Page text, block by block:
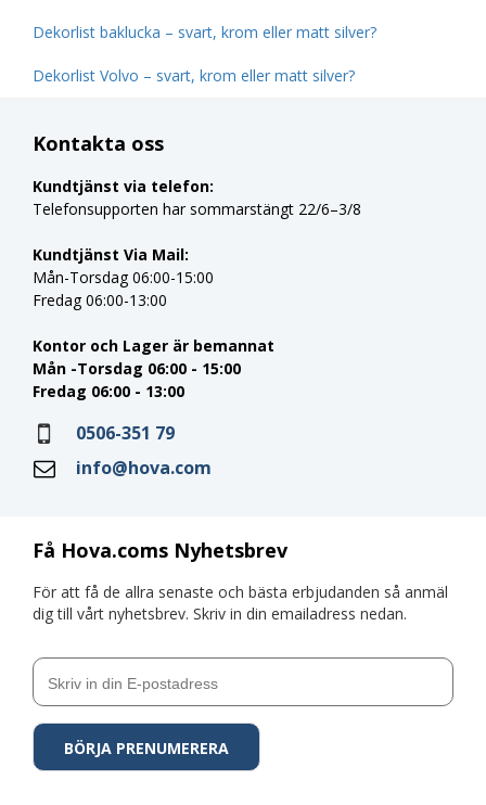
Dekorlist baklucka – svart, krom eller matt silver?
Dekorlist Volvo – svart, krom eller matt silver?
Få Hova.coms Nyhetsbrev
För att få de allra senaste och bästa erbjudanden så anmäl
dig till vårt nyhetsbrev. Skriv in din emailadress nedan.
Kontakta oss
Kundtjänst via telefon:
Telefonsupporten har sommarstängt 22/6–3/8
Kundtjänst Via Mail:
Mån-Torsdag 06:00-15:00
Fredag 06:00-13:00
Kontor och Lager är bemannat
Mån -Torsdag 06:00 - 15:00
Fredag 06:00 - 13:00
0506-351 79
info@hova.com